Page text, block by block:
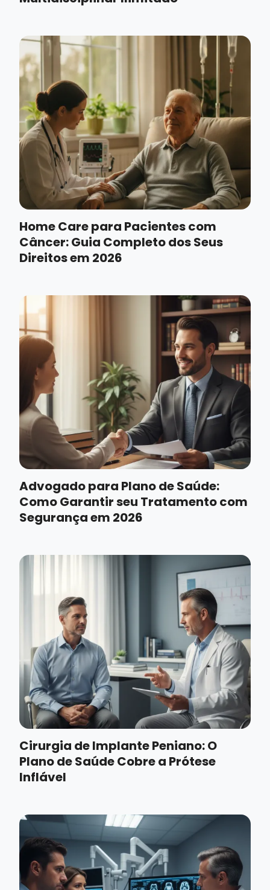
Home Care para Pacientes com
Câncer: Guia Completo dos Seus
Direitos em 2026
Advogado para Plano de Saúde:
Como Garantir seu Tratamento com
Segurança em 2026
Cirurgia de Implante Peniano: O
Plano de Saúde Cobre a Prótese
Inflável